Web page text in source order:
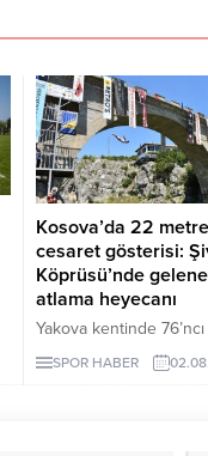
Kosova’da 22
cesaret gösterisi:
Köprüsü’nde
atlama heyecanı
Yakova kentinde
düzenlenen Şivan
Geleneksel Atlama
SPOR HABER